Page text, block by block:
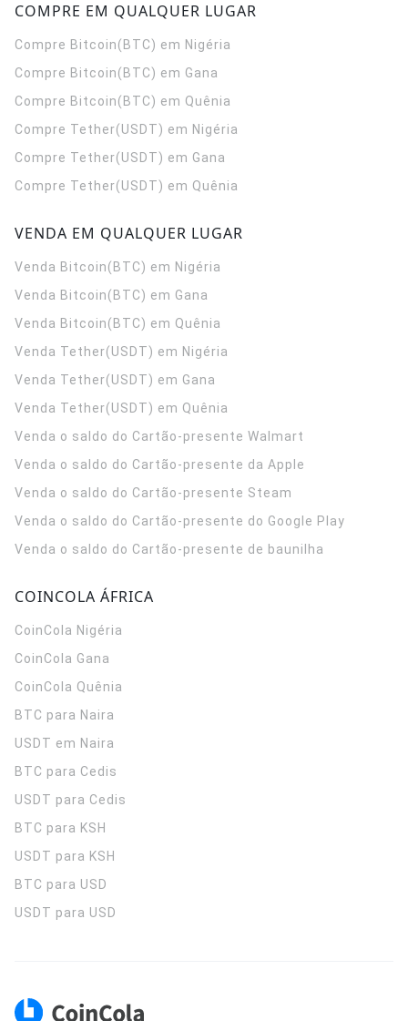
COMPRE EM QUALQUER LUGAR
Compre Bitcoin(BTC) em Nigéria
Compre Bitcoin(BTC) em Gana
Compre Bitcoin(BTC) em Quênia
Compre Tether(USDT) em Nigéria
Compre Tether(USDT) em Gana
Compre Tether(USDT) em Quênia
VENDA EM QUALQUER LUGAR
Venda Bitcoin(BTC) em Nigéria
Venda Bitcoin(BTC) em Gana
Venda Bitcoin(BTC) em Quênia
Venda Tether(USDT) em Nigéria
Venda Tether(USDT) em Gana
Venda Tether(USDT) em Quênia
Venda o saldo do Cartão-presente Walmart
Venda o saldo do Cartão-presente da Apple
Venda o saldo do Cartão-presente Steam
Venda o saldo do Cartão-presente do Google Play
Venda o saldo do Cartão-presente de baunilha
COINCOLA ÁFRICA
CoinCola Nigéria
CoinCola Gana
CoinCola Quênia
BTC para Naira
USDT em Naira
BTC para Cedis
USDT para Cedis
BTC para KSH
USDT para KSH
BTC para USD
USDT para USD